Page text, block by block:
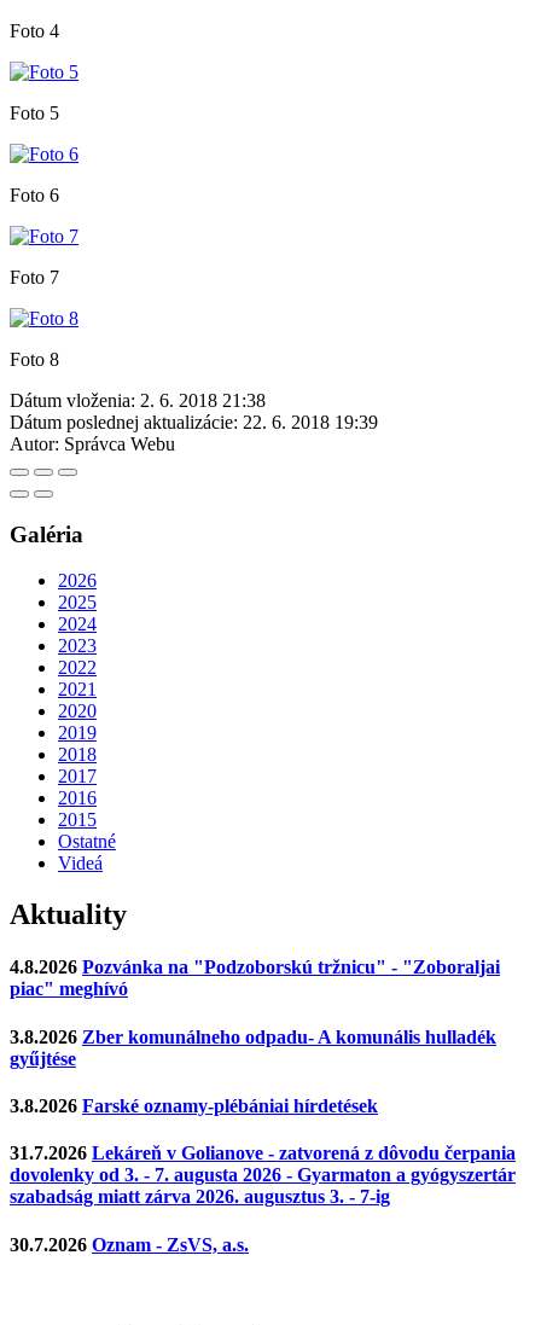
Foto 4
Foto 5
Foto 6
Foto 7
Foto 8
Dátum vloženia: 2. 6. 2018 21:38
Dátum poslednej aktualizácie: 22. 6. 2018 19:39
Autor: Správca Webu
Galéria
2026
2025
2024
2023
2022
2021
2020
2019
2018
2017
2016
2015
Ostatné
Videá
Aktuality
4.8.2026 Pozvánka na "Podzoborskú tržnicu" - "Zoboraljai
piac" meghívó
3.8.2026 Zber komunálneho odpadu- A komunális hulladék
gyűjtése
3.8.2026 Farské oznamy-plébániai hírdetések
31.7.2026 Lekáreň v Golianove - zatvorená z dôvodu čerpania
dovolenky od 3. - 7. augusta 2026 - Gyarmaton a gyógyszertár
szabadság miatt zárva 2026. augusztus 3. - 7-ig
30.7.2026 Oznam - ZsVS, a.s.